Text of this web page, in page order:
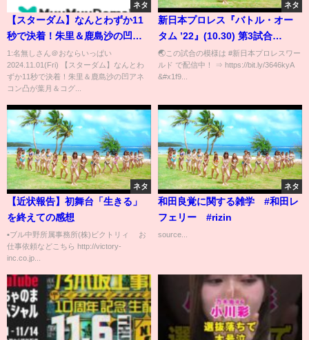
ネタ
【スターダム】なんとわずか11
秒で決着！朱里＆鹿島沙の凹ア
ネコン凸が葉月＆コグマのFWC
から勝利！ゴッデスタッグリー
グ戦 試合ハイライト！-10.27後
1:名無しさん＠おならいっぱい
2024.11.01(Fri) 【スターダム】なんとわ
ずか11秒で決着！朱里＆鹿島沙の凹アネ
コン凸が葉月＆コグ...
ネタ
新日本プロレス『バトル・オー
タム ’22』(10.30) 第3試合
#shorts
🌏この試合の模様は #新日本プロレスワー
ルド で配信中​​！ ⇒ https://bit.ly/3646kyA
&#x1f9...
ネタ
【近状報告】初舞台「生きる」
を終えての感想
▪️ブル中野所属事務所(株)ビクトリィ お
仕事依頼などこちら http://victory-
inc.co.jp...
ネタ
和田良覚に関する雑学 #和田レ
フェリー #rizin
source...